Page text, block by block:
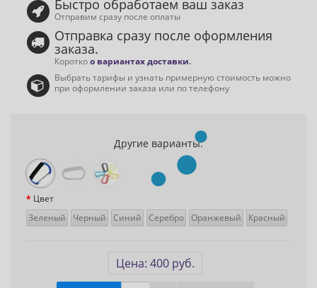
Быстро обработаем ваш заказ
Отправим сразу после оплаты
Отправка сразу после оформления
заказа.
Короткоо вариантах доставки.
Выбрать тарифы и узнать примерную стоимость можно
при оформлении заказа или по телефону
Другие варианты:
Цвет
Зеленый
Черный Синий Серебро Оранжевый Красный
Цена: 400 руб.